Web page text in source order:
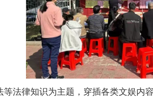
法律知识为主题，穿插各类文娱